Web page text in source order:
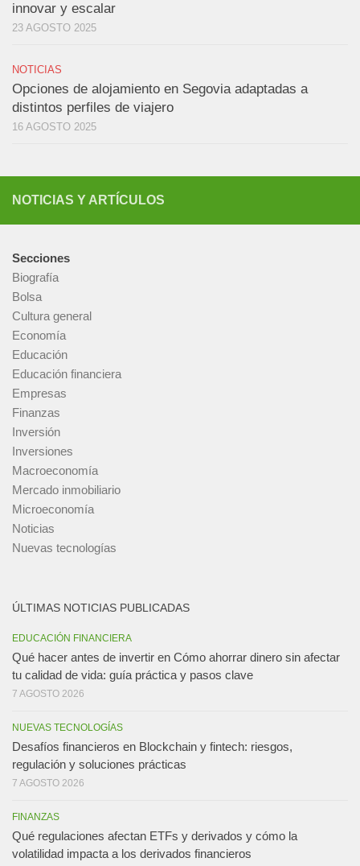
innovar y escalar
23 AGOSTO 2025
NOTICIAS
Opciones de alojamiento en Segovia adaptadas a
distintos perfiles de viajero
16 AGOSTO 2025
NOTICIAS Y ARTÍCULOS
Secciones
Biografía
Bolsa
Cultura general
Economía
Educación
Educación financiera
Empresas
Finanzas
Inversión
Inversiones
Macroeconomía
Mercado inmobiliario
Microeconomía
Noticias
Nuevas tecnologías
ÚLTIMAS NOTICIAS PUBLICADAS
EDUCACIÓN FINANCIERA
Qué hacer antes de invertir en Cómo ahorrar dinero sin afectar
tu calidad de vida: guía práctica y pasos clave
7 AGOSTO 2026
NUEVAS TECNOLOGÍAS
Desafíos financieros en Blockchain y fintech: riesgos,
regulación y soluciones prácticas
7 AGOSTO 2026
FINANZAS
Qué regulaciones afectan ETFs y derivados y cómo la
volatilidad impacta a los derivados financieros